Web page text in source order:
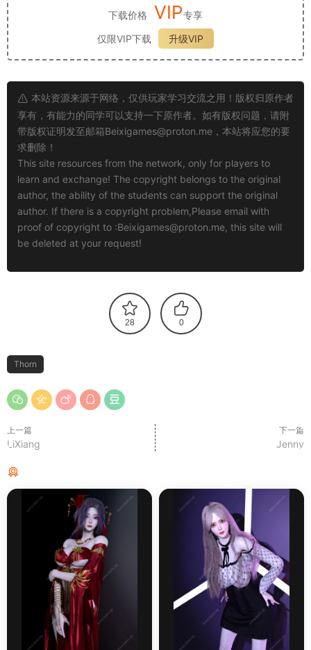
下载价格 VIP专享
仅限VIP下载
升级VIP
本站资源来源于网络，仅供玩家学习交流之用！版权归原作者
享有，有能力的同学可以支持一下原作者。如有版权问题，请附
带版权证明发至邮箱Beixigames@proton.me ，本站将应您的要
求删除！
This site resources from the network, only for players to
learn and exchange! The copyright belongs to the original
author, the ability of the students can support the original
author. If there is a copyright problem,Please email with
proof of copyright to :Beixigames@proton.me, this site will
be deleted at your request!
28 0
Thorn
上一篇
LiXiang
下一篇
Jenny